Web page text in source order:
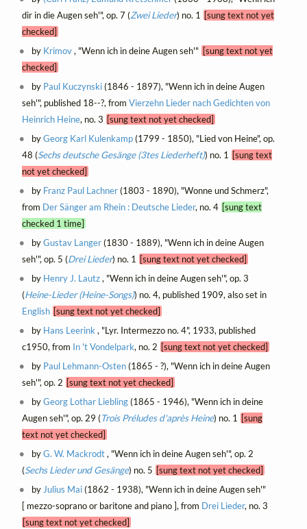
dir in die Augen seh'", op. 7 (Zwei Lieder) no. 1
[sung text not yet
checked]
by Krimov, "Wenn ich in deine Augen seh'" [sung text not yet
checked]
by Paul Kuczynski(1846 - 1897), "Wenn ich in deine Augen
seh'", published 18--?, from Vierzehn Lieder nach Gedichten von
Heinrich Heine, no. 3 [sung text not yet checked]
byGeorg Karl Kulenkamp(1799 - 1850), "Lied von Heine", op.
48 (Sechs deutsche Gesänge (3tes Liederheft)) no. 1
[sung text
not yet checked]
by Franz Paul Lachner(1803 - 1890), "Wonne und Schmerz",
from Der Sänger am Rhein : Deutsche Lieder, no. 4 [sung text
checked 1 time]
byGustav Langer(1830 - 1889), "Wenn ich in deine Augen
seh'", op. 5 (Drei Lieder) no. 1
[sung text not yet checked]
by Henry J. Lautz, "Wenn ich in deine Augen seh'", op. 3
(Heine-Lieder (Heine-Songs)) no. 4, published 1909, also set in
English [sung text not yet checked]
by Hans Leerink, "Lyr. Intermezzo no. 4", 1933, published
c1950, from In 't Vondelpark, no. 2 [sung text not yet checked]
by Paul Lehmann-Osten(1865 - ?), "Wenn ich in deine Augen
seh'", op. 2 [sung text not yet checked]
byGeorg Lothar Liebling(1865 - 1946), "Wenn ich in deine
Augen seh'", op. 29 (Trois Préludes d'après Heine) no. 1 [sung
text not yet checked]
byG. W. Mackrodt, "Wenn ich in deine Augen seh'", op. 2
(Sechs Lieder und Gesänge) no. 5 [sung text not yet checked]
byJulius Mai(1862 - 1938), "Wenn ich in deine Augen seh'"
[ mezzo-soprano or baritone and piano ], from Drei Lieder, no. 3
[sung text not yet checked]